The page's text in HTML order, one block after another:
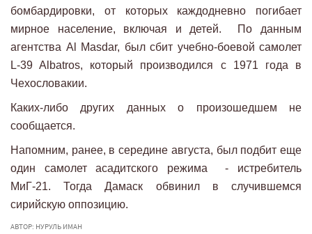
бомбардировки, от которых каждодневно погибает
мирное население, включая и детей. По данным
агентства Al Masdar, был сбит учебно-боевой самолет
L-39 Albatros, который производился с 1971 года в
Чехословакии.
Каких-либо других данных о произошедшем не
сообщается.
Напомним, ранее, в середине августа, был подбит еще
один самолет асадитского режима - истребитель
МиГ-21. Тогда Дамаск обвинил в случившемся
сирийскую оппозицию.
АВТОР: НУРУЛЬ ИМАН